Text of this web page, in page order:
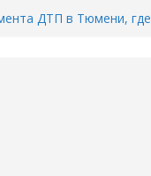
ДТП в Тюмени, где